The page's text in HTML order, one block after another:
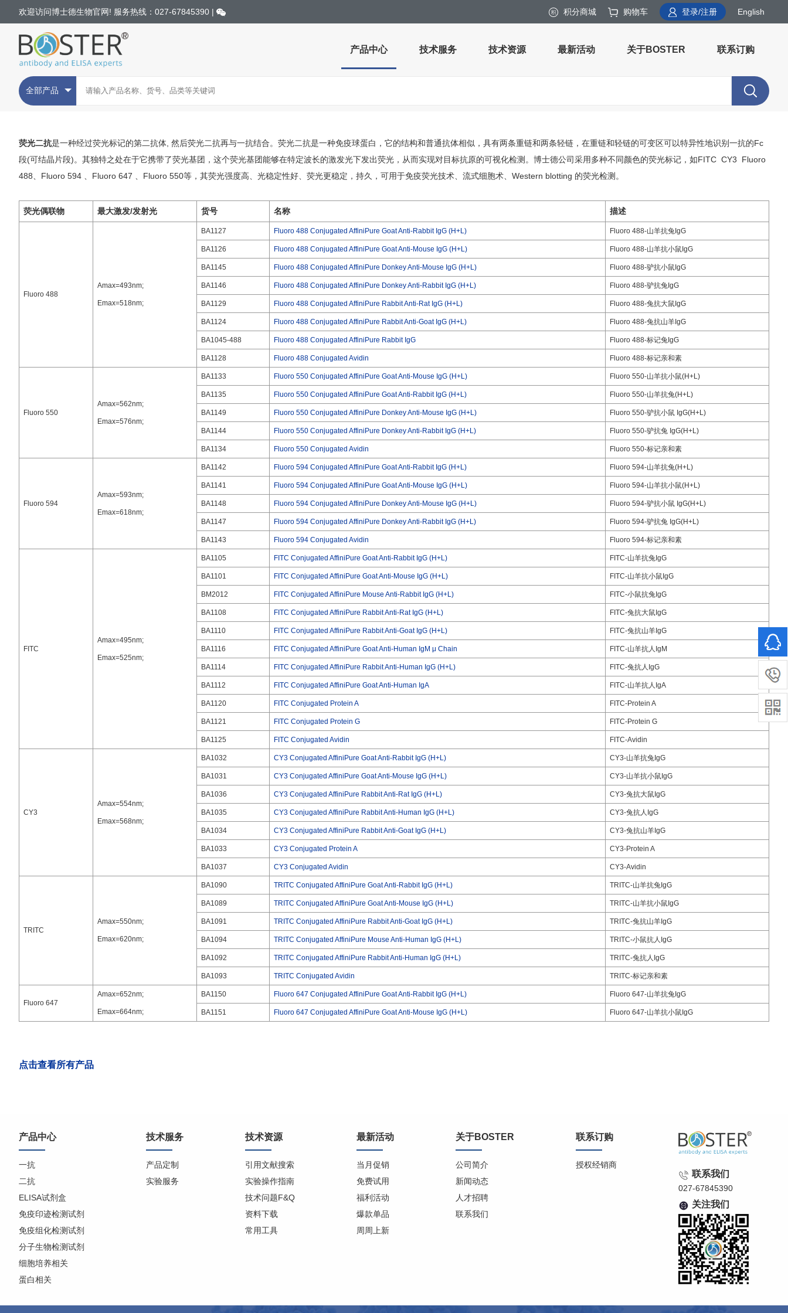
欢迎访问博士德生物官网! 服务热线：027-67845390 | 积分商城 购物车 登录/注册 English
产品中心 技术服务 技术资源 最新活动 关于BOSTER 联系订购
全部产品
荧光二抗是一种经过荧光标记的第二抗体, 然后荧光二抗再与一抗结合。荧光二抗是一种免疫球蛋白，它的结构和普通抗体相似，具有两条重链和两条轻链，在重链和轻链的可变区可以特异性地识别一抗的Fc
段(可结晶片段)。其独特之处在于它携带了荧光基团，这个荧光基团能够在特定波长的激发光下发出荧光，从而实现对目标抗原的可视化检测。博士德公司采用多种不同颜色的荧光标记，如FITC CY3 Fluoro
488、Fluoro 594 、Fluoro 647 、Fluoro 550等，其荧光强度高、光稳定性好、荧光更稳定，持久，可用于免疫荧光技术、流式细胞术、Western blotting 的荧光检测。
荧光偶联物 最大激发/发射光 货号 名称 描述
Fluoro 488
Amax=493nm;
Emax=518nm;
BA1127 Fluoro 488 Conjugated AffiniPure Goat Anti-Rabbit IgG (H+L) Fluoro 488-山羊抗兔IgG
BA1126 Fluoro 488 Conjugated AffiniPure Goat Anti-Mouse IgG (H+L) Fluoro 488-山羊抗小鼠IgG
BA1145 Fluoro 488 Conjugated AffiniPure Donkey Anti-Mouse IgG (H+L) Fluoro 488-驴抗小鼠IgG
BA1146 Fluoro 488 Conjugated AffiniPure Donkey Anti-Rabbit IgG (H+L) Fluoro 488-驴抗兔IgG
BA1129 Fluoro 488 Conjugated AffiniPure Rabbit Anti-Rat IgG (H+L) Fluoro 488-兔抗大鼠IgG
BA1124 Fluoro 488 Conjugated AffiniPure Rabbit Anti-Goat IgG (H+L) Fluoro 488-兔抗山羊IgG
BA1045-488 Fluoro 488 Conjugated AffiniPure Rabbit IgG Fluoro 488-标记兔IgG
BA1128 Fluoro 488 Conjugated Avidin Fluoro 488-标记亲和素
Fluoro 550
Amax=562nm;
Emax=576nm;
BA1133 Fluoro 550 Conjugated AffiniPure Goat Anti-Mouse IgG (H+L) Fluoro 550-山羊抗小鼠(H+L)
BA1135 Fluoro 550 Conjugated AffiniPure Goat Anti-Rabbit IgG (H+L) Fluoro 550-山羊抗兔(H+L)
BA1149 Fluoro 550 Conjugated AffiniPure Donkey Anti-Mouse IgG (H+L) Fluoro 550-驴抗小鼠 IgG(H+L)
BA1144 Fluoro 550 Conjugated AffiniPure Donkey Anti-Rabbit IgG (H+L) Fluoro 550-驴抗兔 IgG(H+L)
BA1134 Fluoro 550 Conjugated Avidin Fluoro 550-标记亲和素
Fluoro 594
Amax=593nm;
Emax=618nm;
BA1142 Fluoro 594 Conjugated AffiniPure Goat Anti-Rabbit IgG (H+L) Fluoro 594-山羊抗兔(H+L)
BA1141 Fluoro 594 Conjugated AffiniPure Goat Anti-Mouse IgG (H+L) Fluoro 594-山羊抗小鼠(H+L)
BA1148 Fluoro 594 Conjugated AffiniPure Donkey Anti-Mouse IgG (H+L) Fluoro 594-驴抗小鼠 IgG(H+L)
BA1147 Fluoro 594 Conjugated AffiniPure Donkey Anti-Rabbit IgG (H+L) Fluoro 594-驴抗兔 IgG(H+L)
BA1143 Fluoro 594 Conjugated Avidin Fluoro 594-标记亲和素
FITC
Amax=495nm;
Emax=525nm;
BA1105 FITC Conjugated AffiniPure Goat Anti-Rabbit IgG (H+L) FITC-山羊抗兔IgG
BA1101 FITC Conjugated AffiniPure Goat Anti-Mouse IgG (H+L) FITC-山羊抗小鼠IgG
BM2012 FITC Conjugated AffiniPure Mouse Anti-Rabbit IgG (H+L) FITC-小鼠抗兔IgG
BA1108 FITC Conjugated AffiniPure Rabbit Anti-Rat IgG (H+L) FITC-兔抗大鼠IgG
BA1110 FITC Conjugated AffiniPure Rabbit Anti-Goat IgG (H+L) FITC-兔抗山羊IgG
BA1116 FITC Conjugated AffiniPure Goat Anti-Human IgM μ Chain FITC-山羊抗人IgM
BA1114 FITC Conjugated AffiniPure Rabbit Anti-Human IgG (H+L) FITC-兔抗人IgG
BA1112 FITC Conjugated AffiniPure Goat Anti-Human IgA FITC-山羊抗人IgA
BA1120 FITC Conjugated Protein A FITC-Protein A
BA1121 FITC Conjugated Protein G FITC-Protein G
BA1125 FITC Conjugated Avidin FITC-Avidin
CY3
Amax=554nm;
Emax=568nm;
BA1032 CY3 Conjugated AffiniPure Goat Anti-Rabbit IgG (H+L) CY3-山羊抗兔IgG
BA1031 CY3 Conjugated AffiniPure Goat Anti-Mouse IgG (H+L) CY3-山羊抗小鼠IgG
BA1036 CY3 Conjugated AffiniPure Rabbit Anti-Rat IgG (H+L) CY3-兔抗大鼠IgG
BA1035 CY3 Conjugated AffiniPure Rabbit Anti-Human IgG (H+L) CY3-兔抗人IgG
BA1034 CY3 Conjugated AffiniPure Rabbit Anti-Goat IgG (H+L) CY3-兔抗山羊IgG
BA1033 CY3 Conjugated Protein A CY3-Protein A
BA1037 CY3 Conjugated Avidin CY3-Avidin
TRITC
Amax=550nm;
Emax=620nm;
BA1090 TRITC Conjugated AffiniPure Goat Anti-Rabbit IgG (H+L) TRITC-山羊抗兔IgG
BA1089 TRITC Conjugated AffiniPure Goat Anti-Mouse IgG (H+L) TRITC-山羊抗小鼠IgG
BA1091 TRITC Conjugated AffiniPure Rabbit Anti-Goat IgG (H+L) TRITC-兔抗山羊IgG
BA1094 TRITC Conjugated AffiniPure Mouse Anti-Human IgG (H+L) TRITC-小鼠抗人IgG
BA1092 TRITC Conjugated AffiniPure Rabbit Anti-Human IgG (H+L) TRITC-兔抗人IgG
BA1093 TRITC Conjugated Avidin TRITC-标记亲和素
Fluoro 647
Amax=652nm;
Emax=664nm;
BA1150 Fluoro 647 Conjugated AffiniPure Goat Anti-Rabbit IgG (H+L) Fluoro 647-山羊抗兔IgG
BA1151 Fluoro 647 Conjugated AffiniPure Goat Anti-Mouse IgG (H+L) Fluoro 647-山羊抗小鼠IgG
点击查看所有产品
产品中心
一抗
二抗
ELISA试剂盒
免疫印迹检测试剂
免疫组化检测试剂
分子生物检测试剂
细胞培养相关
蛋白相关
技术服务
产品定制
实验服务
技术资源
引用文献搜索
实验操作指南
技术问题F&Q
资料下载
常用工具
最新活动
当月促销
免费试用
福利活动
爆款单品
周周上新
关于BOSTER
公司简介
新闻动态
人才招聘
联系我们
联系订购
授权经销商
联系我们
027-67845390
关注我们